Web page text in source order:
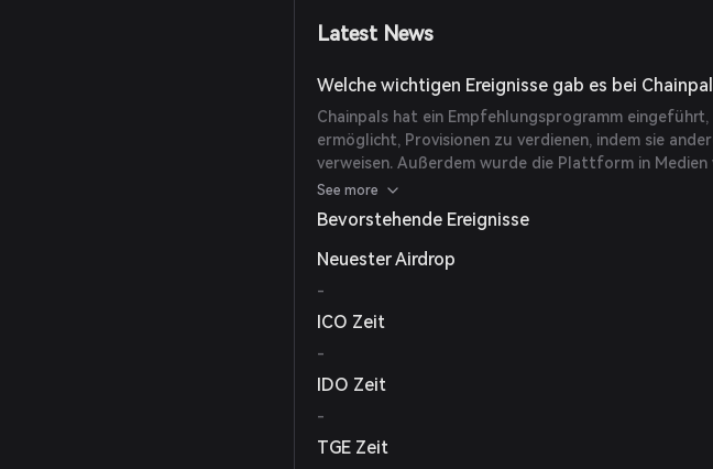
Entwicklung.
Latest News
Welche wichtigen Ereignisse gab es bei
Chainpals hat ein Empfehlungsprogramm
ermöglicht, Provisionen zu verdienen, indem sie
verweisen. Außerdem wurde die Plattform in Medien
Treuhanddienste vorgestellt, die die Online-
Transaktionen verbessern sollen.
See more
Bevorstehende Ereignisse
Neuester Airdrop
-
ICO Zeit
-
IDO Zeit
-
TGE Zeit